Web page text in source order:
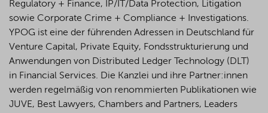
Regulatory + Finance, IP/IT/Data Protection, Litigation
sowie Corporate Crime + Compliance + Investigations.
YPOG ist eine der führenden Adressen in Deutschland für
Venture Capital, Private Equity, Fondsstrukturierung und
Anwendungen von Distributed Ledger Technology (DLT)
in Financial Services. Die Kanzlei und ihre Partner:innen
werden regelmäßig von renommierten Publikationen wie
JUVE, Best Lawyers, Chambers and Partners, Leaders